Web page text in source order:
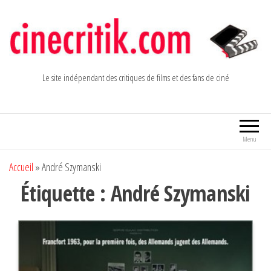
contenu
Le site indépendant des critiques de films et des fans de ciné
Menu
Accueil »André Szymanski
Étiquette : André Szymanski